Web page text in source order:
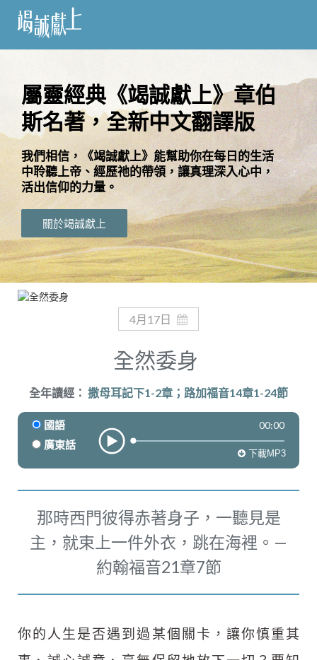
閱
語
言
關
於
竭
誠
獻
上
屬靈經典《竭誠獻上》章伯
斯名著，全新中文翻譯版
我們相信，《竭誠獻上》能幫助你在每日的生活
中聆聽上帝、經歷祂的帶領，讓真理深入心中，
活出信仰的力量。
關於竭誠獻上
4月17日
全然委身
全年讀經： 撒母耳記下1-2章；路加福音14章1-24節
國語
廣東話
00:00
下載MP3
那時西門彼得赤著身子，一聽見是
主，就束上一件外衣，跳在海裡。—
約翰福音21章7節
你的人生是否遇到過某個關卡，讓你慎重其